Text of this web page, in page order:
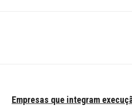
Empresas que integram